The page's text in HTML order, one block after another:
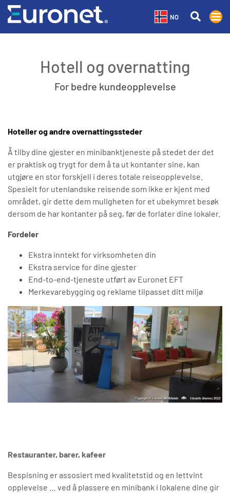
NO
Hotell og overnatting
For bedre kundeopplevelse
Hoteller og andre overnattingssteder
Å tilby dine gjester en minibanktjeneste på stedet der det
er praktisk og trygt for dem å ta ut kontanter sine, kan
utgjøre en stor forskjell i deres totale reiseopplevelse.
Spesielt for utenlandske reisende som ikke er kjent med
området, gir dette dem muligheten for et ubekymret besøk
dersom de har kontanter på seg, før de forlater dine lokaler.
Fordeler
Ekstra inntekt for virksomheten din
Ekstra service for dine gjester
End-to-end-tjeneste utført av Euronet EFT
Merkevarebygging og reklame tilpasset ditt miljø
Restauranter, barer, kafeer
Bespisning er assosiert med kvalitetstid og en lettvint
opplevelse … ved å plassere en minibank i lokalene dine gir